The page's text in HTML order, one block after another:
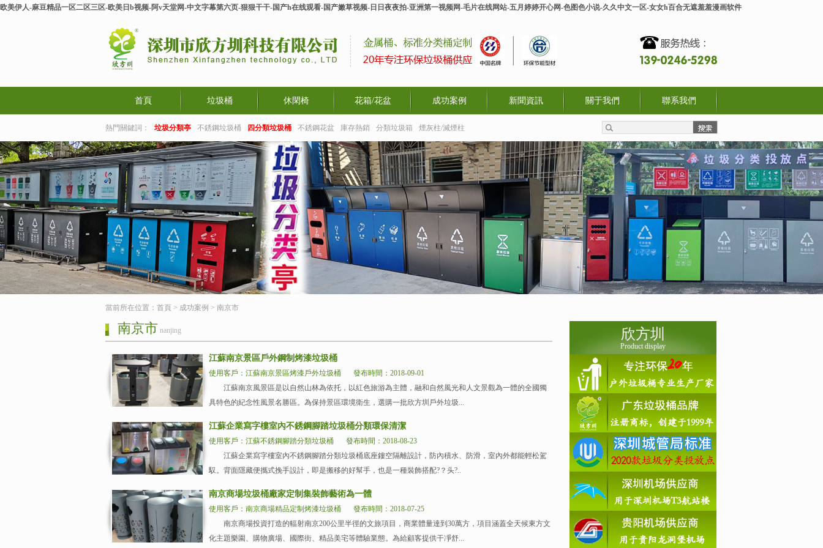
欧美伊人-麻豆精品一区二区三区-欧美日b视频-阿v天堂网-中文字幕第六页-狠狠干干-国产h在线观看-国产嫩草视频-日日夜夜拍-亚洲第一视频网-毛片在线网站-五月婷婷开心网-色图色小说-久久中文一区-女女h百合无遮羞羞漫画软件
首頁 垃圾桶 休閑椅 花箱/花盆 成功案例 新聞資訊 關于我們 聯系我們
熱門關鍵詞： 垃圾分類亭 不銹鋼垃圾桶 四分類垃圾桶 不銹鋼花盆 庫存熱銷 分類垃圾箱 煙灰柱/滅煙柱
當前所在位置： 首頁 > 成功案例 > 南京市
南京市 nanjing
江蘇南京景區戶外鋼制烤漆垃圾桶
使用客戶：江蘇南京景區烤漆戶外垃圾桶
發布時間：2018-09-01
江蘇南京風景區是以自然山林為依托，以紅色旅游為主體，融和自然風光和人文景觀為一體的全國獨
具特色的紀念性風景名勝區。為保持景區環境衛生，選購一批欣方圳戶外垃圾...
江蘇企業寫字樓室內不銹鋼腳踏垃圾桶分類環保清潔
使用客戶：江蘇不銹鋼腳踏分類垃圾桶
發布時間：2018-08-23
江蘇企業寫字樓室內不銹鋼腳踏分類垃圾桶底座鏤空隔離設計，防內積水、防滑，室內外都能輕松駕
馭。背面隱藏便攜式挽手設計，即是搬移的好幫手，也是一種裝飾搭配?？头?..
南京商場垃圾桶廠家定制集裝飾藝術為一體
使用客戶：南京商場精品定制烤漆垃圾桶
發布時間：2018-07-25
南京商場投資打造的輻射南京200公里半徑的文旅項目，商業體量達到30萬方，項目涵蓋全天候東方文
化主題樂園、購物廣場、國際街、精品美宅等體驗業態。為給顧客提供干凈舒...
欣方圳
Product display